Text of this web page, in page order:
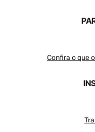
Confira o que